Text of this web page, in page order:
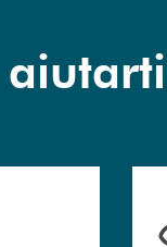
aiutarti
della Banca.